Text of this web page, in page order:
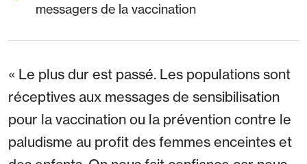
messagers de la vaccination
« Le plus dur est passé. Les populations sont
réceptives aux messages de sensibilisation
pour la vaccination ou la prévention contre le
paludisme au profit des femmes enceintes et